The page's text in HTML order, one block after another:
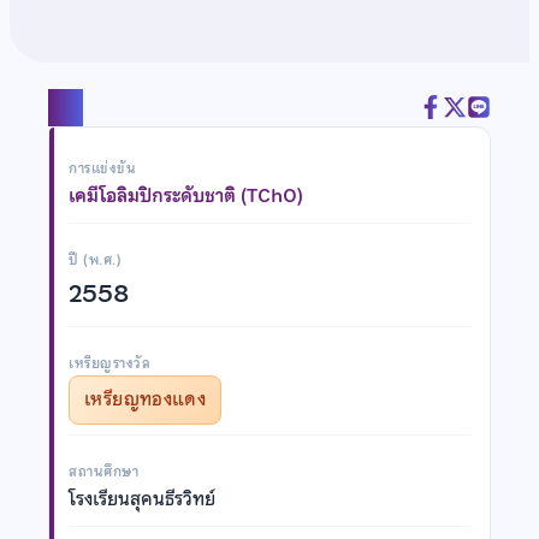
การแข่งขัน
เคมีโอลิมปิกระดับชาติ (TChO)
ปี (พ.ศ.)
2558
เหรียญรางวัล
เหรียญทองแดง
สถานศึกษา
โรงเรียนสุคนธีรวิทย์